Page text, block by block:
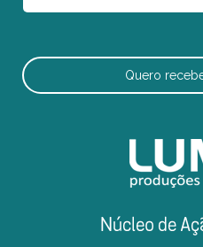
Quero